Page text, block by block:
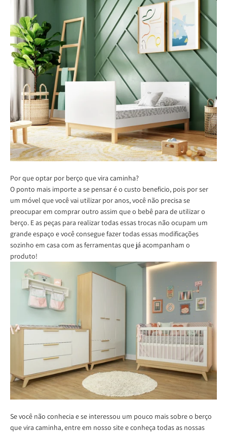
Por que optar por berço que vira caminha?
O ponto mais importe a se pensar é o custo beneficio, pois por ser
um móvel que você vai utilizar por anos, você não precisa se
preocupar em comprar outro assim que o bebê para de utilizar o
berço. E as peças para realizar todas essas trocas não ocupam um
grande espaço e você consegue fazer todas essas modificações
sozinho em casa com as ferramentas que já acompanham o
produto!
Se você não conhecia e se interessou um pouco mais sobre o berço
que vira caminha, entre em nosso site e conheça todas as nossas